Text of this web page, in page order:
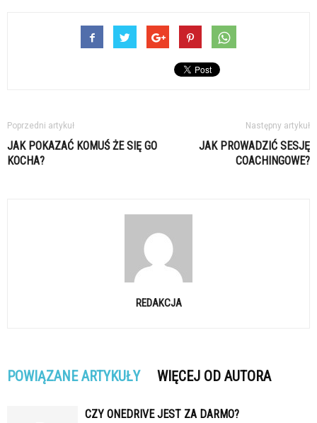
Poprzedni artykuł
JAK POKAZAĆ KOMUŚ ŻE SIĘ GO
KOCHA?
Następny artykuł
JAK PROWADZIĆ SESJĘ
COACHINGOWE?
REDAKCJA
POWIĄZANE ARTYKUŁY WIĘCEJ OD AUTORA
CZY ONEDRIVE JEST ZA DARMO?